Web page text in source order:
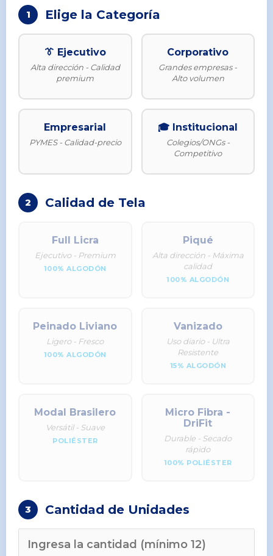
1 Elige la Categoría
👔 Ejecutivo
Alta dirección - Calidad
premium
Corporativo
Grandes empresas -
Alto volumen
Empresarial
PYMES - Calidad-precio
🎓 Institucional
Colegios/ONGs -
Competitivo
2 Calidad de Tela
Full Licra
Ejecutivo - Premium
100% ALGODÓN
Piqué
Alta dirección - Máxima
calidad
100% ALGODÓN
Peinado Liviano
Ligero - Fresco
100% ALGODÓN
Vanizado
Uso diario - Ultra
Resistente
15% ALGODÓN
Modal Brasilero
Versátil - Suave
POLIÉSTER
Micro Fibra -
DriFit
Durable - Secado
rápido
100% POLIÉSTER
3 Cantidad de Unidades